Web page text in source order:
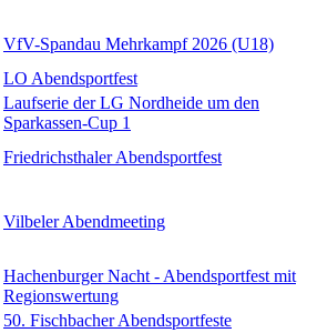
VfV-Spandau Mehrkampf 2026 (U18)
LO Abendsportfest
Laufserie der LG Nordheide um den
Sparkassen-Cup 1
Friedrichsthaler Abendsportfest
Vilbeler Abendmeeting
Hachenburger Nacht - Abendsportfest mit
Regionswertung
50. Fischbacher Abendsportfeste